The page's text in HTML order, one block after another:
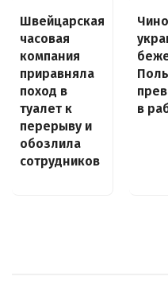
Швейцарская
часовая
компания
приравняла
поход в
туалет к
перерыву и
обозлила
сотрудников
в